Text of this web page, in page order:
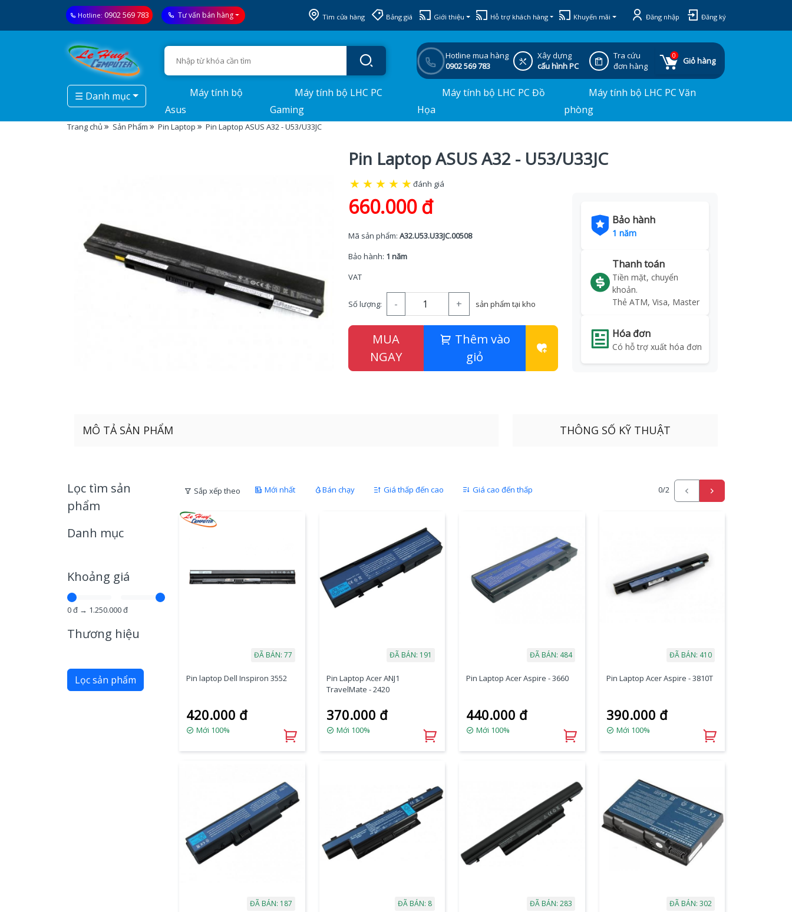
Hotline: 0902 569 783 Tư vấn bán hàng Tìm cửa hàng Bảng giá Giới thiệu Hỗ trợ khách hàng Khuyến mãi Đăng nhập Đăng ký
Hotline mua hàng
0902 569 783
Xây dựng
cấu hình PC
Tra cứu
đơn hàng
0
Giỏ hàng
☰ Danh mục
Máy tính bộ
Asus
Máy tính bộ LHC PC
Gaming
Máy tính bộ LHC PC Đồ
Họa
Máy tính bộ LHC PC Văn
phòng
Trang chủ Sản Phẩm Pin Laptop Pin Laptop ASUS A32 - U53/U33JC
Pin Laptop ASUS A32 - U53/U33JC
★ ★ ★ ★ ★đánh giá
660.000 đ
Mã sản phẩm: A32.U53.U33JC.00508
Bảo hành: 1 năm
VAT
Số lượng: - + sản phẩm tại kho
MUA
NGAY
Thêm vào
giỏ
Bảo hành
1 năm
Thanh toán
Tiền mặt, chuyển
khoản.
Thẻ ATM, Visa, Master
Hóa đơn
Có hỗ trợ xuất hóa đơn
MÔ TẢ SẢN PHẨM THÔNG SỐ KỸ THUẬT
Lọc tìm sản
phẩm
Danh mục
Khoảng giá
0đ → 1.250.000đ
Thương hiệu
Lọc sản phẩm
Sắp xếp theo Mới nhất Bán chạy Giá thấp đến cao Giá cao đến thấp 0/2
ĐÃ BÁN: 77
Pin laptop Dell Inspiron 3552
420.000 đ
Mới 100%
ĐÃ BÁN: 191
Pin Laptop Acer ANJ1
TravelMate - 2420
370.000 đ
Mới 100%
ĐÃ BÁN: 484
Pin Laptop Acer Aspire - 3660
440.000 đ
Mới 100%
ĐÃ BÁN: 410
Pin Laptop Acer Aspire - 3810T
390.000 đ
Mới 100%
ĐÃ BÁN: 187 ĐÃ BÁN: 8 ĐÃ BÁN: 283 ĐÃ BÁN: 302